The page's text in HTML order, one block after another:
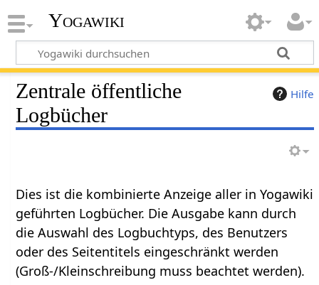
Yogawiki
Hilfe
Zentrale öffentliche
Logbücher
Dies ist die kombinierte Anzeige aller in Yogawiki
geführten Logbücher. Die Ausgabe kann durch
die Auswahl des Logbuchtyps, des Benutzers
oder des Seitentitels eingeschränkt werden
(Groß-/Kleinschreibung muss beachtet werden).